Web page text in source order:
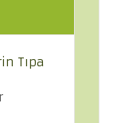
Tıpa